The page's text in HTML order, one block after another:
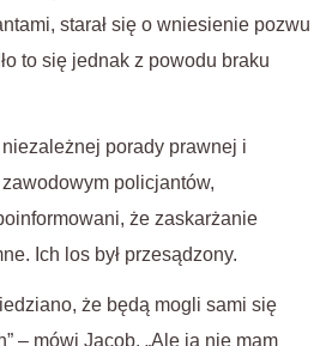
starał się o wniesienie pozwu
to się jednak z powodu braku
porady prawnej i
policjantów,
że zaskarżanie
Ich los był przesądzony.
że będą mogli sami się
– mówi Jacob. „Ale ja nie mam